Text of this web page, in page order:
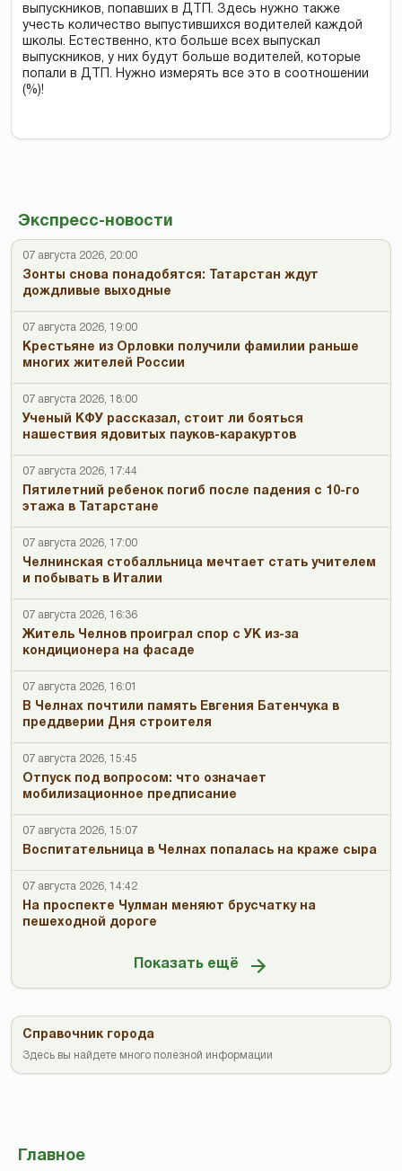
Экспресс-новости
07 августа 2026, 20:00
Зонты снова понадобятся: Татарстан ждут
дождливые выходные
07 августа 2026, 19:00
Крестьяне из Орловки получили фамилии раньше
многих жителей России
07 августа 2026, 18:00
Ученый КФУ рассказал, стоит ли бояться
нашествия ядовитых пауков-каракуртов
07 августа 2026, 17:44
Пятилетний ребенок погиб после падения с 10-го
этажа в Татарстане
07 августа 2026, 17:00
Челнинская стобалльница мечтает стать учителем
и побывать в Италии
07 августа 2026, 16:36
Житель Челнов проиграл спор с УК из-за
кондиционера на фасаде
07 августа 2026, 16:01
В Челнах почтили память Евгения Батенчука в
преддверии Дня строителя
07 августа 2026, 15:45
Отпуск под вопросом: что означает
мобилизационное предписание
07 августа 2026, 15:07
Воспитательница в Челнах попалась на краже сыра
07 августа 2026, 14:42
На проспекте Чулман меняют брусчатку на
пешеходной дороге
Показать ещё
Справочник города
Здесь вы найдете много полезной информации
Главное
выпускников, попавших в ДТП. Здесь нужно также
учесть количество выпустившихся водителей каждой
школы. Естественно, кто больше всех выпускал
выпускников, у них будут больше водителей, которые
попали в ДТП. Нужно измерять все это в соотношении
(%)!